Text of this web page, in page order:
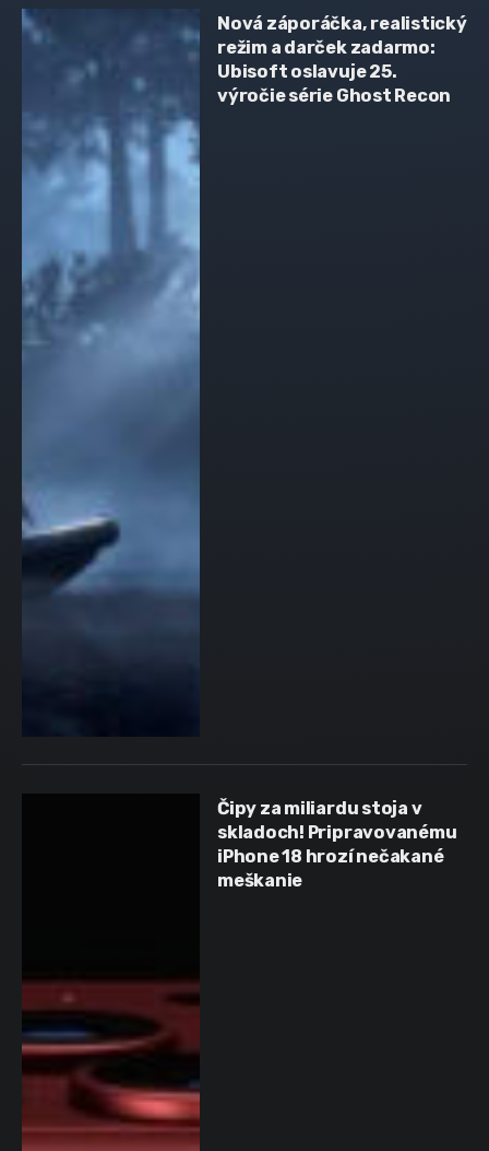
Nová záporáčka, realistický
režim a darček zadarmo:
Ubisoft oslavuje 25.
výročie série Ghost Recon
Čipy za miliardu stoja v
skladoch! Pripravovanému
iPhone 18 hrozí nečakané
meškanie